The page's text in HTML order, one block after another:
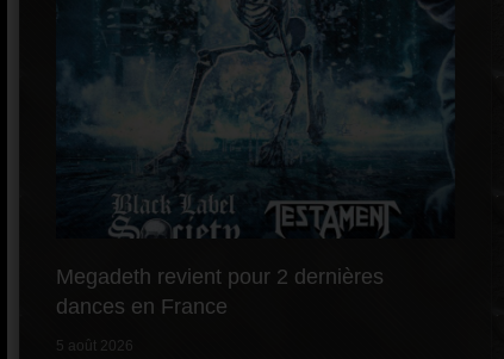
Megadeth revient pour 2 dernières
dances en France
5 août 2026